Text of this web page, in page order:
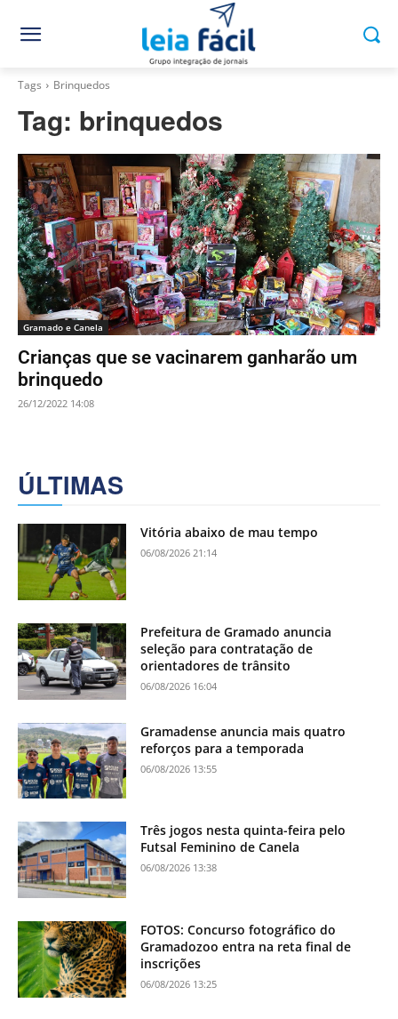
Tags Brinquedos
Tag: brinquedos
Gramado e Canela
Crianças que se vacinarem ganharão um
brinquedo
26/12/2022 14:08
ÚLTIMAS
Vitória abaixo de mau tempo
06/08/2026 21:14
Prefeitura de Gramado anuncia
seleção para contratação de
orientadores de trânsito
06/08/2026 16:04
Gramadense anuncia mais quatro
reforços para a temporada
06/08/2026 13:55
Três jogos nesta quinta-feira pelo
Futsal Feminino de Canela
06/08/2026 13:38
FOTOS: Concurso fotográfico do
Gramadozoo entra na reta final de
inscrições
06/08/2026 13:25